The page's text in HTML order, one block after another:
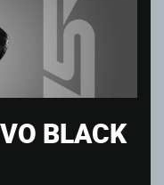
BLACK